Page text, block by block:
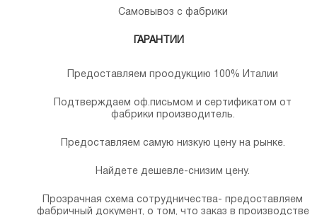
Самовывоз с фабрики
ГАРАНТИИ
Предоставляем проодукцию 100% Италии
Подтверждаем оф.письмом и сертификатом от
фабрики производитель.
Предоставляем самую низкую цену на рынке.
Найдете дешевле-снизим цену.
Прозрачная схема сотрудничества- предоставляем
фабричный документ, о том, что заказ в производстве